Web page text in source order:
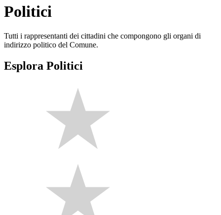
Politici
Tutti i rappresentanti dei cittadini che compongono gli organi di
indirizzo politico del Comune.
Esplora Politici